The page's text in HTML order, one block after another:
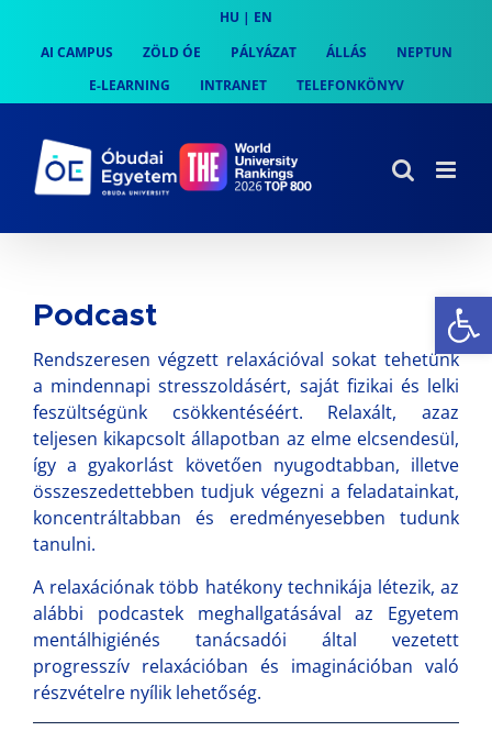
content
HU | EN
AI CAMPUS
ZÖLD ÓE PÁLYÁZAT ÁLLÁS
NEPTUN
E-LEARNING
INTRANET TELEFONKÖNYV
Podcast
Rendszeresen végzett relaxációval sokat tehetünk
a mindennapi stresszoldásért, saját fizikai és lelki
feszültségünk csökkentéséért. Relaxált, azaz
teljesen kikapcsolt állapotban az elme elcsendesül,
így a gyakorlást követően nyugodtabban, illetve
összeszedettebben tudjuk végezni a feladatainkat,
koncentráltabban és eredményesebben tudunk
tanulni.
A relaxációnak több hatékony technikája létezik, az
alábbi podcastek meghallgatásával az Egyetem
mentálhigiénés tanácsadói által vezetett
progresszív relaxációban és imaginációban való
részvételre nyílik lehetőség.